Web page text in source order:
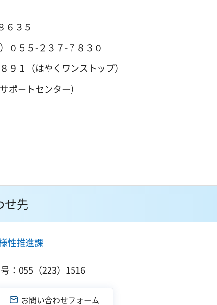
６３５
０５５-２３７-７８３０
１（はやくワンストップ）
ポートセンター）
せ先
性推進課
：055（223）1516